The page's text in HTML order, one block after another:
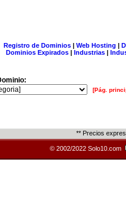
Registro de Dominios| Web Hosting |
Dominios Expirados | Industrias |
[Pág.
** Precios
© 2002/2022 Solo10.com